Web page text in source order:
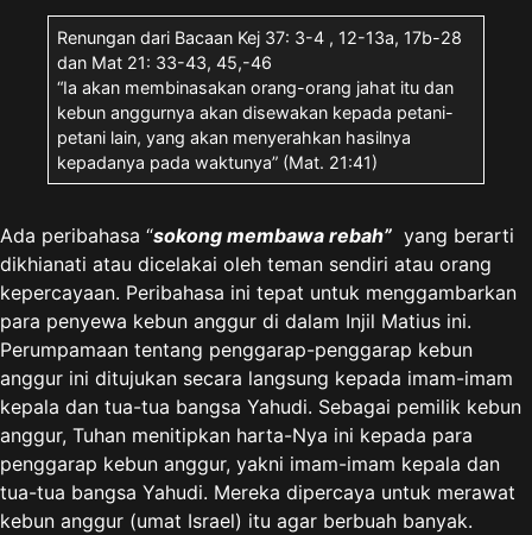
Renungan dari Bacaan Kej 37: 3-4 , 12-13a, 17b-28
dan Mat 21: 33-43, 45,-46
“Ia akan membinasakan orang-orang jahat itu dan
kebun anggurnya akan disewakan kepada petani-
petani lain, yang akan menyerahkan hasilnya
kepadanya pada waktunya” (Mat. 21:41)
Ada peribahasa “sokong membawa rebah” yang berarti
dikhianati atau dicelakai oleh teman sendiri atau orang
kepercayaan. Peribahasa ini tepat untuk menggambarkan
para penyewa kebun anggur di dalam Injil Matius ini.
Perumpamaan tentang penggarap-penggarap kebun
anggur ini ditujukan secara langsung kepada imam-imam
kepala dan tua-tua bangsa Yahudi. Sebagai pemilik kebun
anggur, Tuhan menitipkan harta-Nya ini kepada para
penggarap kebun anggur, yakni imam-imam kepala dan
tua-tua bangsa Yahudi. Mereka dipercaya untuk merawat
kebun anggur (umat Israel) itu agar berbuah banyak.